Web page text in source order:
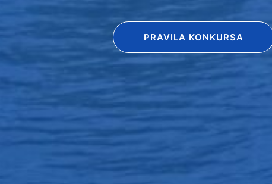
PRAVILA KONKURSA